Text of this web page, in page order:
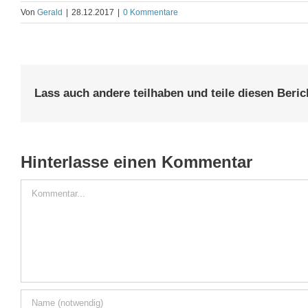
Von Gerald 28.12.2017 0 Kommentare
Lass auch andere teilhaben und teile diesen
Hinterlasse einen Kommentar
Kommentar